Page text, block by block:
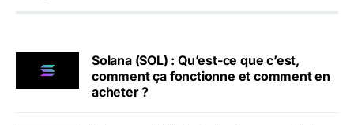
Solana (SOL) : Qu’est-ce que c’est,
comment ça fonctionne et comment en
acheter ?